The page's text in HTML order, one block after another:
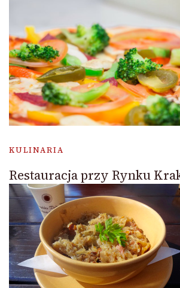
KULINARIA
Restauracja przy Rynku